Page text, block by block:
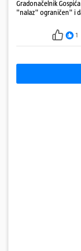
Gradonačelnik
"nalaz" ograničen" i
ga je naručio Uskok i
1